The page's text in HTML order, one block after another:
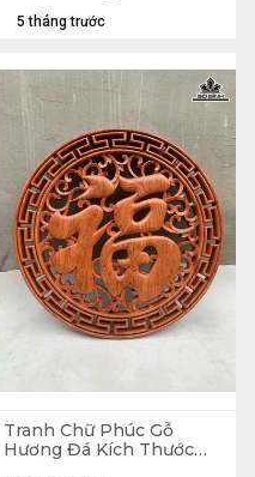
5 tháng trước
Tranh Chữ Phúc Gỗ
Hương Đá Kích Thước